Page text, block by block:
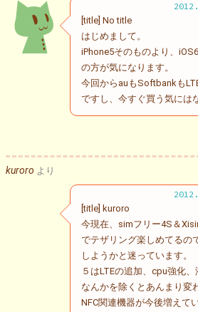
[title] No title
はじめまして。
iPhone5そのものより、
の方が気になります。
今回からauもSoftbankも
ですし、今すぐ買う気には
kuroro より
[title] kuroro
今現在、simフリー4S＆
でテザリング楽しめてるの
しようかと迷っています。
５はLTEの追加、cpu強化
なんかを除くとあんまり変
NFC関連機器が今後増えて